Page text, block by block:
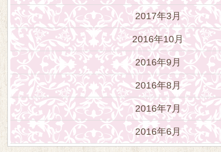
2017年3月
2016年10月
2016年9月
2016年8月
2016年7月
2016年6月